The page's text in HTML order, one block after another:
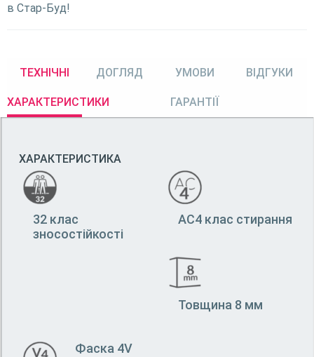
в Стар-Буд!
ТЕХНІЧНІ
ХАРАКТЕРИСТИКИ
ДОГЛЯД УМОВИ
ГАРАНТІЇ
ВІДГУКИ
ХАРАКТЕРИСТИКА
32 клас
зносостійкості
АС4 клас стирання
Товщина 8 мм
Фаска 4V